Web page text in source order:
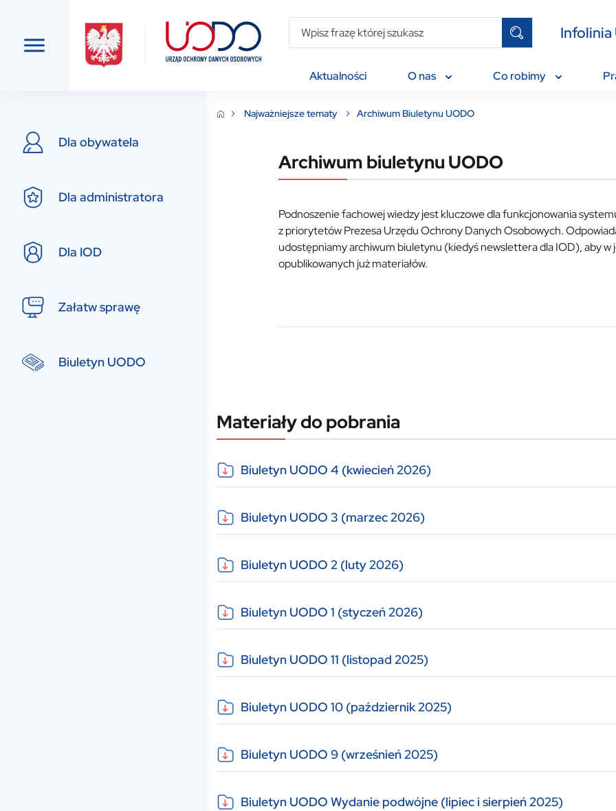
Aktualności O nas Co robimy
Dla obywatela
Dla administratora
Dla IOD
Załatw sprawę
Biuletyn UODO
Najważniejsze tematy Archiwum Biuletynu UODO
Archiwum biuletynu UODO
Podnoszenie fachowej wiedzy jest kluczowe dla funkcjonowania
z priorytetów Prezesa Urzędu Ochrony Danych Osobowych.
udostępniamy archiwum biuletynu (kiedyś newslettera dla IOD), aby
opublikowanych już materiałów.
Materiały do pobrania
Biuletyn UODO 4 (kwiecień 2026)
Biuletyn UODO 3 (marzec 2026)
Biuletyn UODO 2 (luty 2026)
Biuletyn UODO 1 (styczeń 2026)
Biuletyn UODO 11 (listopad 2025)
Biuletyn UODO 10 (październik 2025)
Biuletyn UODO 9 (wrześnień 2025)
Biuletyn UODO Wydanie podwójne (lipiec i sierpień 2025)